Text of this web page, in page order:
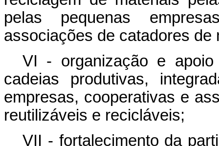
pelas pequenas
associações de catadores
VI - organização e
cadeias produtivas,
empresas, cooperativas e
reutilizáveis e recicláveis;
VII - fortalecimento da